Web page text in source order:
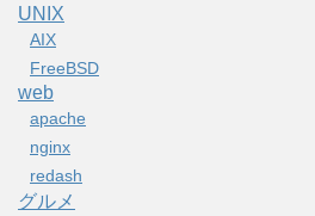
UNIX
AIX
FreeBSD
web
apache
nginx
redash
グルメ